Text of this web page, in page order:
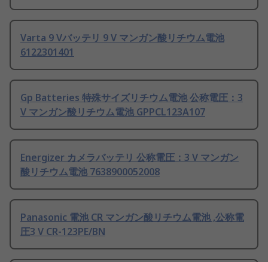
Varta 9 Vバッテリ 9 V マンガン酸リチウム電池
6122301401
Gp Batteries 特殊サイズリチウム電池 公称電圧：3
V マンガン酸リチウム電池 GPPCL123A107
Energizer カメラバッテリ 公称電圧：3 V マンガン
酸リチウム電池 7638900052008
Panasonic 電池 CR マンガン酸リチウム電池 ,公称電
圧3 V CR-123PE/BN